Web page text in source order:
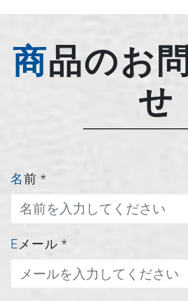
商品のお問い合わ
せ
名前 *
Eメール *